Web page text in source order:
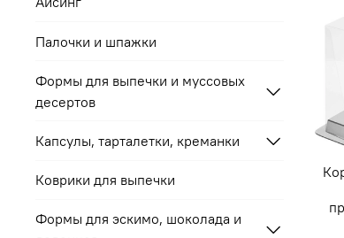
Палочки и шпажки
Формы для выпечки и муссовых
десертов
Капсулы, тарталетки, креманки
Коврики для выпечки
Формы для эскимо, шоколада и